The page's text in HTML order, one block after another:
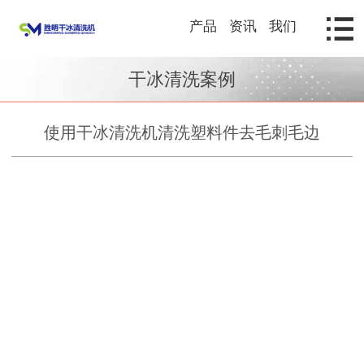
产品 资讯 我们
干冰清洗案例
使用干冰清洗机清洗塑料件去毛刺毛边